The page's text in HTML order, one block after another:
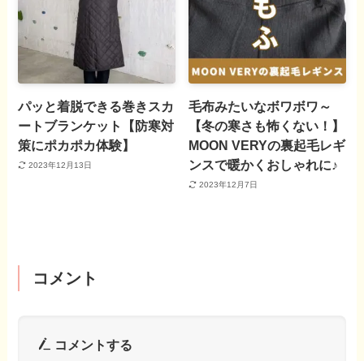
パッと着脱できる巻きスカ
ートブランケット【防寒対
策にポカポカ体験】
2023年12月13日
毛布みたいなボワボワ～
【冬の寒さも怖くない！】
MOON VERYの裏起毛レギ
ンスで暖かくおしゃれに♪
2023年12月7日
コメント
コメントする